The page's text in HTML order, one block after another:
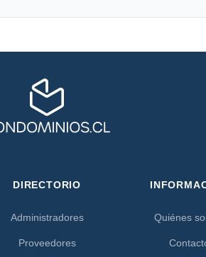
DIRECTORIO
Administradores
Proveedores
Quiénes